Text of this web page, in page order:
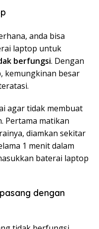
anda bisa
laptop untuk
berfungsi. Dengan
kemungkinan besar
agar tidak membuat
Pertama matikan
diamkan sekitar
1 menit dalam
baterai laptop
dengan